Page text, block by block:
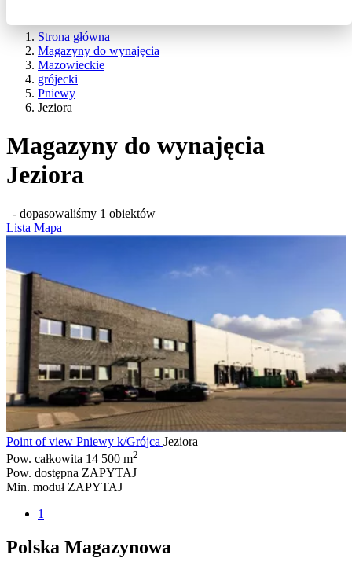
Strona główna
Magazyny do wynajęcia
Mazowieckie
grójecki
Pniewy
Jeziora
Magazyny do wynajęcia
Jeziora
- dopasowaliśmy 1 obiektów
Lista Mapa
Point of view Pniewy k/Grójca Jeziora
Pow. całkowita 14 500 m2
Pow. dostępna ZAPYTAJ
Min. moduł ZAPYTAJ
1
Polska Magazynowa